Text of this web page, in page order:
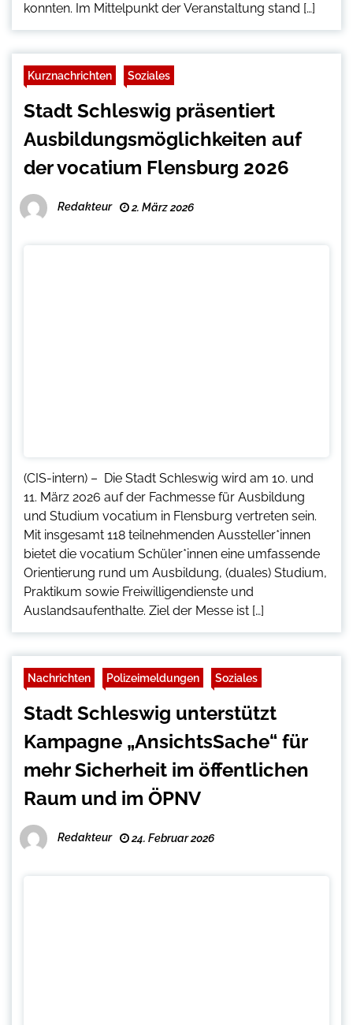
konnten. Im Mittelpunkt der Veranstaltung stand […]
Kurznachrichten Soziales
Stadt Schleswig präsentiert
Ausbildungsmöglichkeiten auf
der vocatium Flensburg 2026
Redakteur 2. März 2026
(CIS-intern) – Die Stadt Schleswig wird am 10. und
11. März 2026 auf der Fachmesse für Ausbildung
und Studium vocatium in Flensburg vertreten sein.
Mit insgesamt 118 teilnehmenden Aussteller*innen
bietet die vocatium Schüler*innen eine umfassende
Orientierung rund um Ausbildung, (duales) Studium,
Praktikum sowie Freiwilligendienste und
Auslandsaufenthalte. Ziel der Messe ist […]
Nachrichten Polizeimeldungen Soziales
Stadt Schleswig unterstützt
Kampagne „AnsichtsSache“ für
mehr Sicherheit im öffentlichen
Raum und im ÖPNV
Redakteur 24. Februar 2026